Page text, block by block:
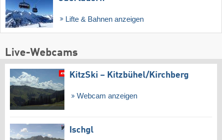
Lifte & Bahnen anzeigen
Live-Webcams
KitzSki – Kitzbühel/​Kirchberg
Webcam anzeigen
Ischgl